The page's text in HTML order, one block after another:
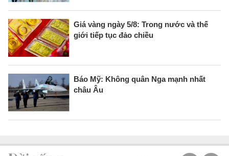
Giá vàng ngày 5/8: Trong nước và thế
giới tiếp tục đảo chiều
Báo Mỹ: Không quân Nga mạnh nhất
châu Âu